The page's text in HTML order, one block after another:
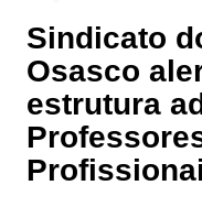
Sindicato
Osasco
estrutura